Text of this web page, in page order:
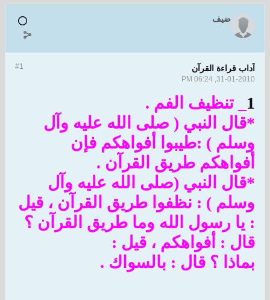
ضيف
#1 آداب قراءة القرآن
31-01-2010, 06:24 PM
1 _ تنظيف الفم .
*قال النبي ( صلى الله عليه وآل
وسلم ) :طيبوا أفواهكم فإن
أفواهكم طريق القرآن .
*قال النبي (صلى الله عليه وآل
وسلم ) : نظفوا طريق القرآن ، قيل
: يا رسول الله وما طريق القرآن ؟
قال : أفواهكم ، قيل :
بماذا ؟ قال : بالسواك .